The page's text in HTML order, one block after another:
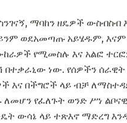
ማባከን ዘዴዎች ውስብስብ
ወደአመጣጡ አይሄዱም,
የሚመስሉ እና አልፎ
በተቃራኒው ነው. የሰዎችን
እና በችግሮች ላይ ብቻ
ለመሆን የፈለጉት ወንድ ሥነ
ውሳኔ ላይ ተጽእኖ ማድረግ